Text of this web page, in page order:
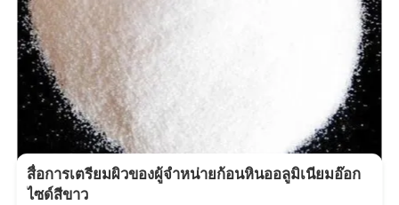
สื่อการเตรียมผิวของผู้จําหน่ายก้อนหินออลูมิเนียมอ๊อก
ไซด์สีขาว